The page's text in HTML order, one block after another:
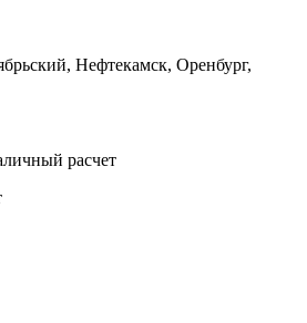
Нефтекамск, Оренбург,
расчет